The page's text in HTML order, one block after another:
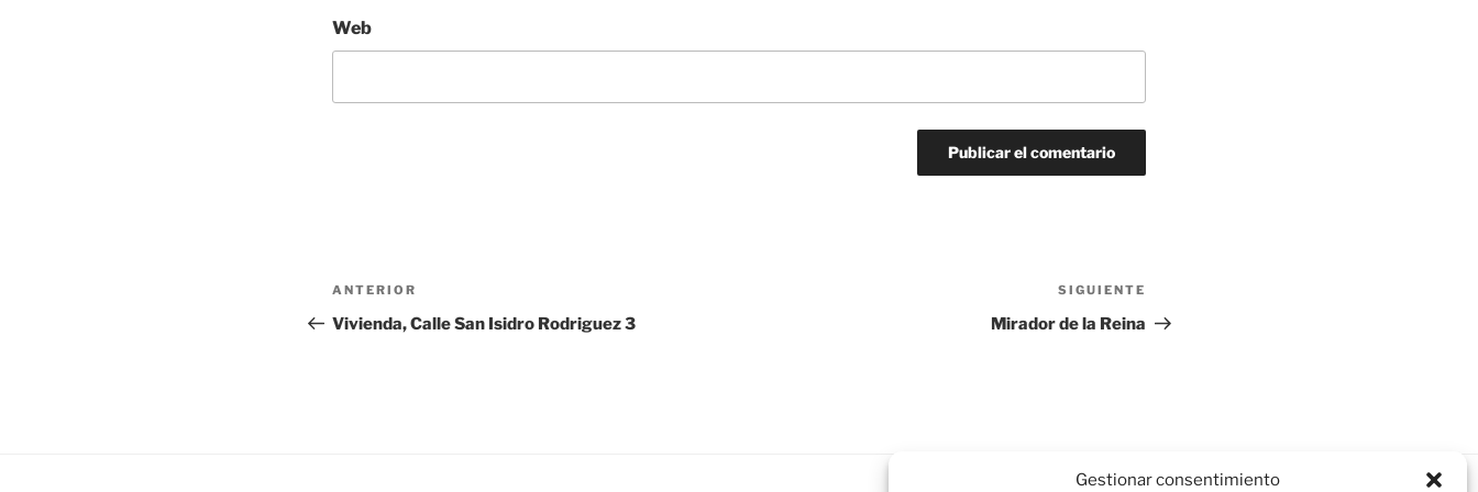
Gestionar consentimiento
Web
Navegación
de
Entrada
anterior:
ANTERIOR
Vivienda, Calle San Isidro Rodriguez 3
entrada
SIGUIENTE
Mirador de la Reina